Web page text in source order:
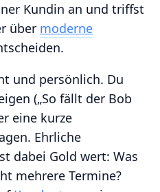
Kundin an und triffst
über moderne
und persönlich. Du
(„So fällt der Bob
eine kurze
Ehrliche
dabei Gold wert: Was
mehrere Termine?